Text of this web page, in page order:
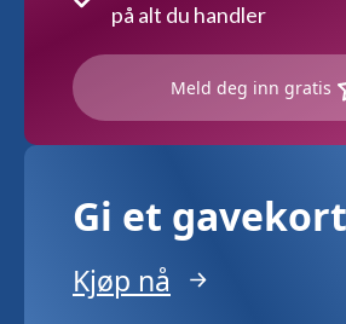
på alt du handler
Meld deg inn gratis
Gi et gavekort
Kjøp nå